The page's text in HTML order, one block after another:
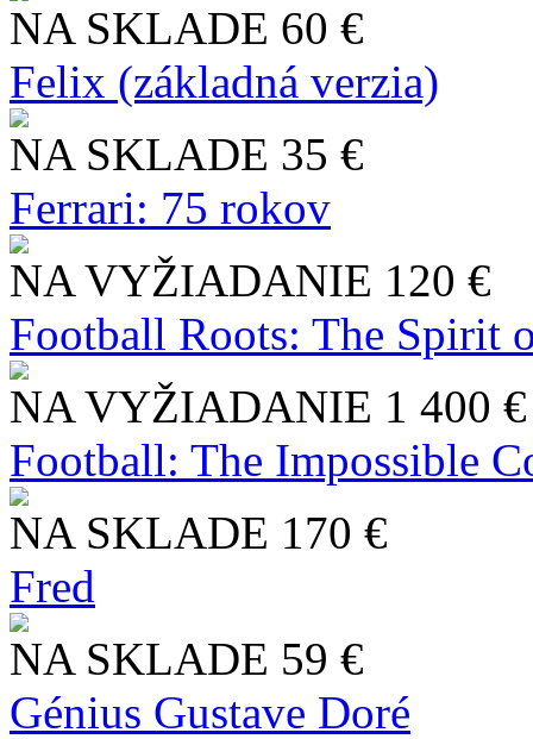
NA SKLADE 60 €
Felix (základná verzia)
NA SKLADE 35 €
Ferrari: 75 rokov
NA VYŽIADANIE 120 €
Football Roots: The Spirit
NA VYŽIADANIE 1 400 €
Football: The Impossible
NA SKLADE 170 €
Fred
NA SKLADE 59 €
Génius Gustave Doré